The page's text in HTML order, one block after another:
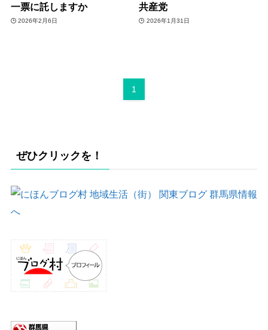
一票に託しますか
2026年2月6日
共産党
2026年1月31日
1
ぜひクリックを！